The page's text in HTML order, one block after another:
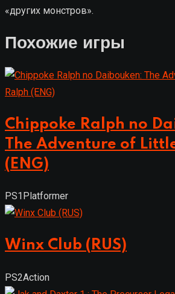
«других монстров».
Похожие игры
Chippoke Ralph no
The Adventure of
(ENG)
PS1 Platformer
Winx Club (RUS)
PS2Action